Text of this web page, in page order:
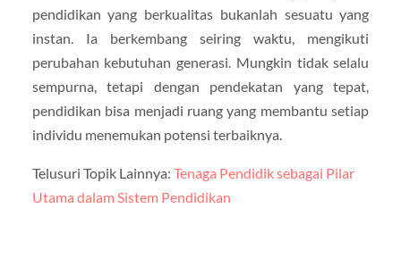
pendidikan yang berkualitas bukanlah sesuatu yang
instan. Ia berkembang seiring waktu, mengikuti
perubahan kebutuhan generasi. Mungkin tidak selalu
sempurna, tetapi dengan pendekatan yang tepat,
pendidikan bisa menjadi ruang yang membantu setiap
individu menemukan potensi terbaiknya.
Telusuri Topik Lainnya: Tenaga Pendidik sebagai Pilar
Utama dalam Sistem Pendidikan